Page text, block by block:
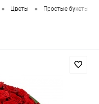
• Цветы • Простые букеты